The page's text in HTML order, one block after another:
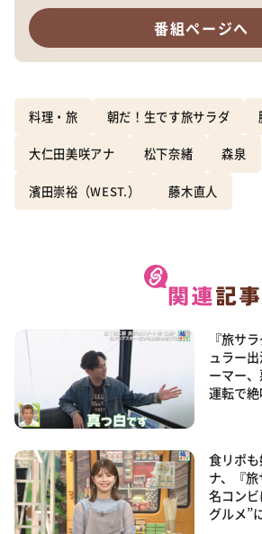
番組ページへ
料理・旅 朝だ！生です旅サラダ
大仁田美咲アナ 松下奈緒 森泉
濱田崇裕（WEST.） 藤木直人
『旅サ
ュラー
ーマー
運転で絶
食リポ
ナ、『
名コン
グルメ”